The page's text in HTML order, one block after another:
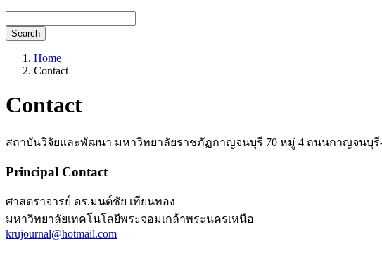
Search
Home
Contact
Contact
สถาบันวิจัยและพัฒนา มหาวิทยาลัยราชภัฏกาญจนบุรี 70 หมู่ 4 ถนนกาญจนบุรี
Principal Contact
ศาสตราจารย์ ดร.มนต์ชัย เทียนทอง
มหาวิทยาลัยเทคโนโลยีพระจอมเกล้าพระนครเหนือ
krujournal@hotmail.com